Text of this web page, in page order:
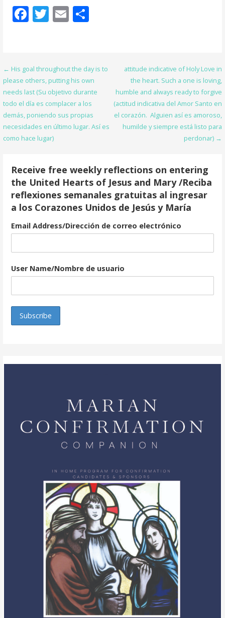
F
b
o
o
k
T
er
E
l
S
e
Post
navigation
← His goal throughout the day is to
please others, putting his own
needs last (Su objetivo durante
todo el día es complacer a los
demás, poniendo sus propias
necesidades en último lugar. Así es
como hace lugar)
attitude indicative of Holy Love in
the heart. Such a one is loving,
humble and always ready to forgive
(actitud indicativa del Amor Santo en
el corazón. Alguien así es amoroso,
humilde y siempre está listo para
perdonar) →
Receive free weekly reflections on entering
the United Hearts of Jesus and Mary /Reciba
reflexiones semanales gratuitas al ingresar
a los Corazones Unidos de Jesús y María
Email Address/Dirección de correo electrónico
User Name/Nombre de usuario